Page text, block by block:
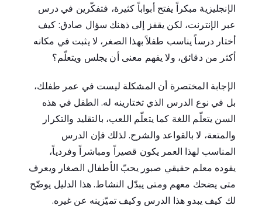
الإنجليزية مبكراً يفتح أبواباً كثيرة، فتفكّرين في درس
عبر الإنترنت، لكن يقفز إلى ذهنك سؤال صادق: كيف
أختار درساً يناسب طفلاً بهذا الصغر، لا يثبت في مكانه
أكثر من دقائق، ولا يفهم معنى أن يجلس ويتعلّم؟
الإجابة المختصرة أن المشكلة ليست في عمر طفلك،
بل في نوع الدرس الذي تختارينه له. الطفل في هذه
السن يتعلّم اللغة كما يتعلّم اللعب، بالتقليد والتكرار
والمتعة، لا بالقواعد والشرح. لذلك فإن الدرس
المناسب لهذا العمر يكون قصيراً ومباشراً وفردياً،
يقوده معلم حقيقي صبور يحبّ الأطفال الصغار ويعرف
متى يضحك معهم ومتى يبدّل النشاط. هذا الدليل يوضّح
لك كيف يبدو هذا الدرس وكيف تميّزينه عن غيره.